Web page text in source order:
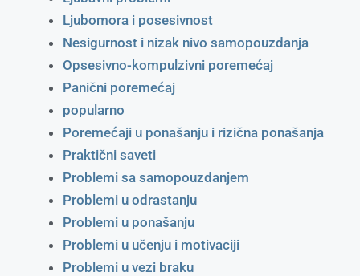
Ljubomora i posesivnost
Nesigurnost i nizak nivo samopouzdanja
Opsesivno-kompulzivni poremećaj
Panični poremećaj
popularno
Poremećaji u ponašanju i rizična ponašanja
Praktični saveti
Problemi sa samopouzdanjem
Problemi u odrastanju
Problemi u ponašanju
Problemi u učenju i motivaciji
Problemi u vezi braku